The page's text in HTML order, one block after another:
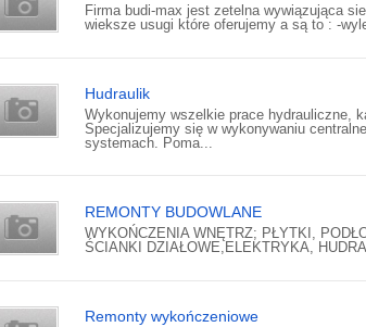
Firma budi-max jest zetelna wywiązująca
wieksze usugi które oferujemy a są to : -
Hudraulik
Wykonujemy wszelkie prace hydrauliczne,
Specjalizujemy się w wykonywaniu
systemach. Poma...
REMONTY BUDOWLANE
WYKOŃCZENIA WNĘTRZ; PŁYTKI,
ŚCIANKI DZIAŁOWE,ELEKTRYKA,
Remonty wykończeniowe